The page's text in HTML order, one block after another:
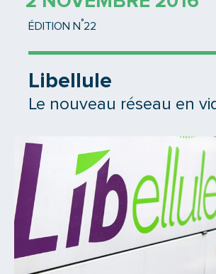
ÉDITION N °22
Libellule
Le nouveau réseau en